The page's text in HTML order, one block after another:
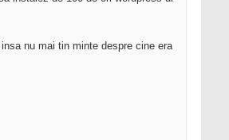
nu mai tin minte despre cine era